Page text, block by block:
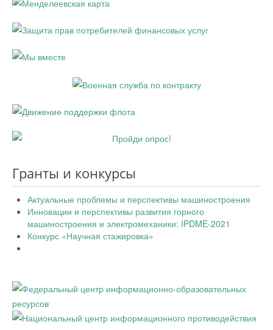
Гранты и конкурсы
Актуальные проблемы и перспективы машиностроения
Инновации и перспективы развития горного
машиностроения и электромеханики: IPDME-2021
Конкурс «Научная стажировка»